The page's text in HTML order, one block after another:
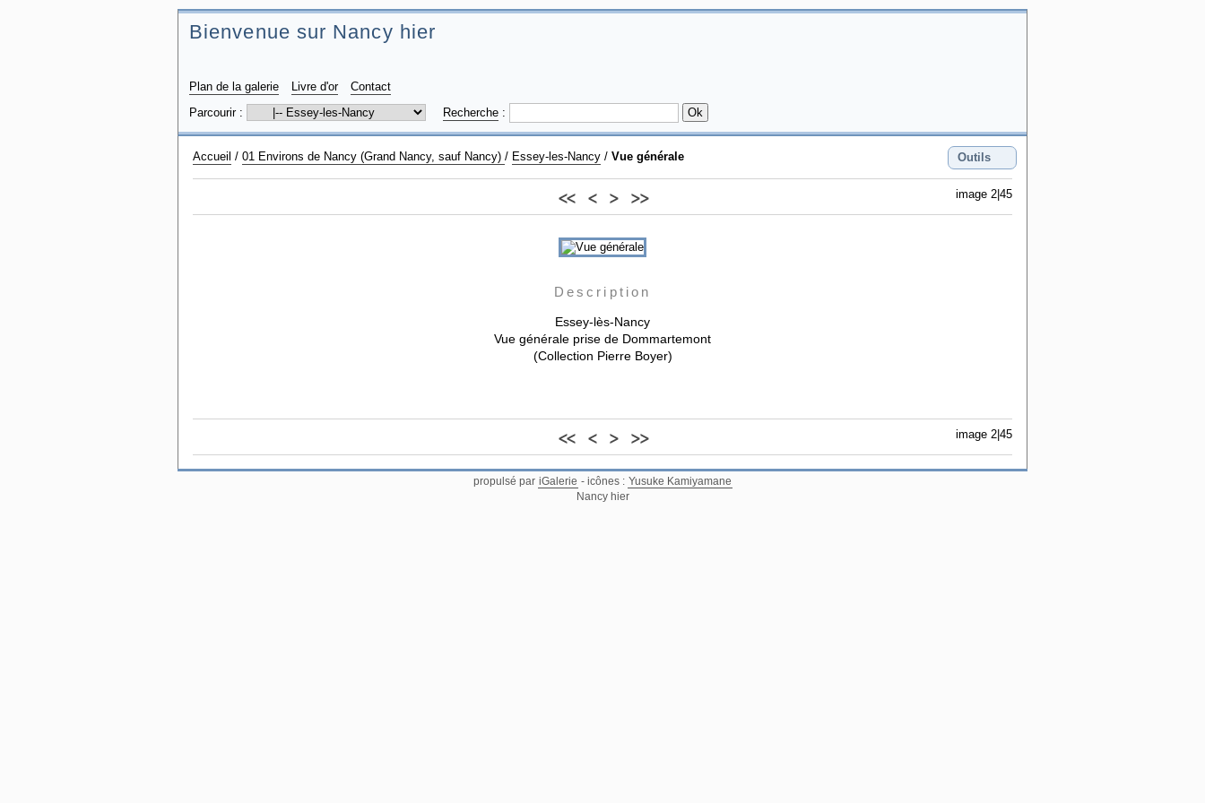
Bienvenue sur Nancy hier
Plan de la galerie Livre d'or
Contact
Parcourir :
Recherche :
Outils
Accueil / 01 Environs de Nancy (Grand Nancy, sauf Nancy) / Essey-les-Nancy / Vue générale
image 2|45
<< < > >>
Description
Essey-lès-Nancy
Vue générale prise de Dommartemont
(Collection Pierre Boyer)
image 2|45
<< < > >>
propulsé par iGalerie - icônes : Yusuke Kamiyamane
Nancy hier